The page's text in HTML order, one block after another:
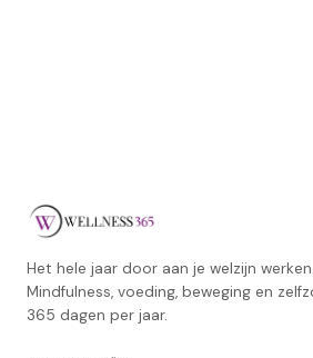
Het hele jaar door aan je welzijn werken.
Mindfulness, voeding, beweging en
365 dagen per jaar.